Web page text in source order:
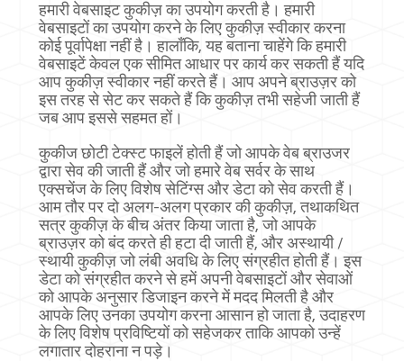
हमारी वेबसाइट कुकीज़ का उपयोग करती है। हमारी
वेबसाइटों का उपयोग करने के लिए कुकीज़ स्वीकार करना
कोई पूर्वापेक्षा नहीं है। हालाँकि, यह बताना चाहेंगे कि हमारी
वेबसाइटें केवल एक सीमित आधार पर कार्य कर सकती हैं यदि
आप कुकीज़ स्वीकार नहीं करते हैं। आप अपने ब्राउज़र को
इस तरह से सेट कर सकते हैं कि कुकीज़ तभी सहेजी जाती हैं
जब आप इससे सहमत हों।
कुकीज छोटी टेक्स्ट फाइलें होती हैं जो आपके वेब ब्राउजर
द्वारा सेव की जाती हैं और जो हमारे वेब सर्वर के साथ
एक्सचेंज के लिए विशेष सेटिंग्स और डेटा को सेव करती हैं।
आम तौर पर दो अलग-अलग प्रकार की कुकीज़, तथाकथित
सत्र कुकीज़ के बीच अंतर किया जाता है, जो आपके
ब्राउज़र को बंद करते ही हटा दी जाती हैं, और अस्थायी /
स्थायी कुकीज़ जो लंबी अवधि के लिए संग्रहीत होती हैं। इस
डेटा को संग्रहीत करने से हमें अपनी वेबसाइटों और सेवाओं
को आपके अनुसार डिजाइन करने में मदद मिलती है और
आपके लिए उनका उपयोग करना आसान हो जाता है, उदाहरण
के लिए विशेष प्रविष्टियों को सहेजकर ताकि आपको उन्हें
लगातार दोहराना न पड़े।